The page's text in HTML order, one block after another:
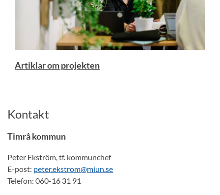
Artiklar om projekten
Kontakt
Timrå kommun
Peter Ekström, tf. kommunchef
E-post: peter.ekstrom@miun.se
Telefon: 060-16 31 91